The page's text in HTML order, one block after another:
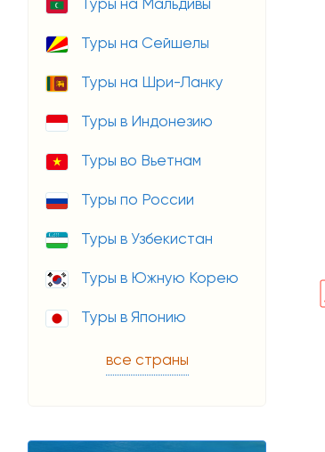
Туры на Мальдивы
Туры на Сейшелы
Туры на Шри-Ланку
Туры в Индонезию
Туры во Вьетнам
Туры по России
Туры в Узбекистан
Туры в Южную Корею
Туры в Японию
все страны